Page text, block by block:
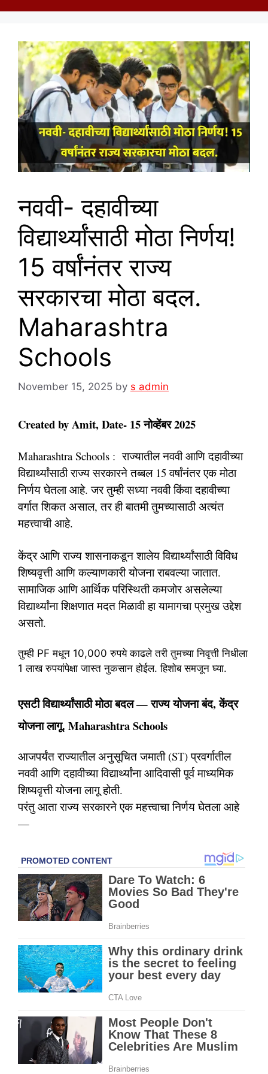
नववी- दहावीच्या
विद्यार्थ्यांसाठी मोठा निर्णय!
15 वर्षांनंतर राज्य
सरकारचा मोठा बदल.
Maharashtra
Schools
November 15, 2025 by s admin
Created by Amit, Date- 15 नोव्हेंबर 2025
Maharashtra Schools : राज्यातील नववी आणि दहावीच्या
विद्यार्थ्यांसाठी राज्य सरकारने तब्बल 15 वर्षांनंतर एक मोठा
निर्णय घेतला आहे. जर तुम्ही सध्या नववी किंवा दहावीच्या
वर्गात शिकत असाल, तर ही बातमी तुमच्यासाठी अत्यंत
महत्त्वाची आहे.
केंद्र आणि राज्य शासनाकडून शालेय विद्यार्थ्यांसाठी विविध
शिष्यवृत्ती आणि कल्याणकारी योजना राबवल्या जातात.
सामाजिक आणि आर्थिक परिस्थिती कमजोर असलेल्या
विद्यार्थ्यांना शिक्षणात मदत मिळावी हा यामागचा प्रमुख उद्देश
असतो.
तुम्ही PF मधून 10,000 रुपये काढले तरी तुमच्या निवृत्ती निधीला
1 लाख रुपयांपेक्षा जास्त नुकसान होईल. हिशोब समजून घ्या.
एसटी विद्यार्थ्यांसाठी मोठा बदल — राज्य योजना बंद, केंद्र
योजना लागू. Maharashtra Schools
आजपर्यंत राज्यातील अनुसूचित जमाती (ST) प्रवर्गातील
नववी आणि दहावीच्या विद्यार्थ्यांना आदिवासी पूर्व माध्यमिक
शिष्यवृत्ती योजना लागू होती.
परंतु आता राज्य सरकारने एक महत्त्वाचा निर्णय घेतला आहे
—